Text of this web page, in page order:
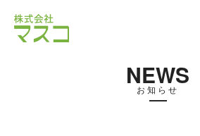
NEWS
お知らせ